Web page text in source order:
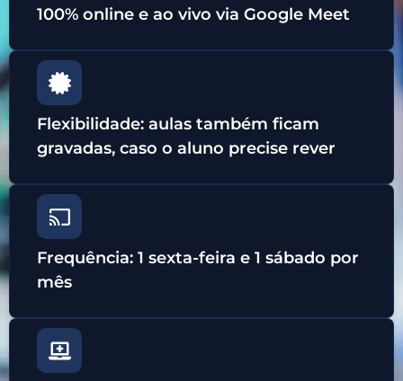
100% online e ao vivo via Google Meet
Flexibilidade: aulas também ficam
gravadas, caso o aluno precise rever
Frequência: 1 sexta-feira e 1 sábado por
mês